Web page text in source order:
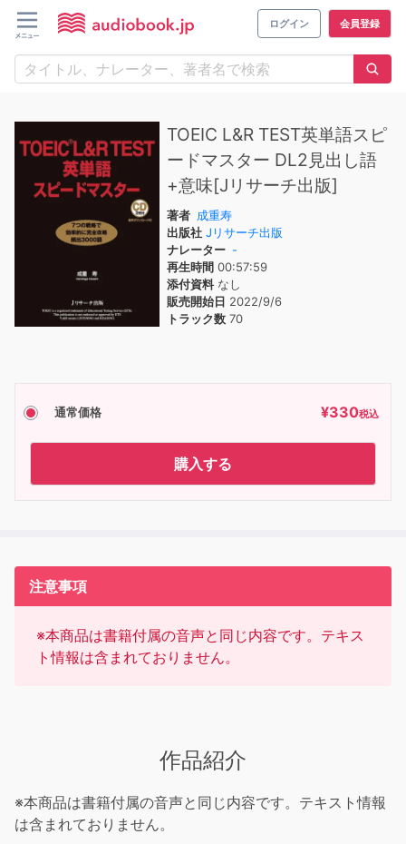
ログイン 会員登録
TOEIC L&R TEST英単語スピ
ードマスター DL2見出し語
+意味[Jリサーチ出版]
著者 成重寿
出版社 Jリサーチ出版
ナレーター -
再生時間 00:57:59
添付資料なし
販売開始日 2022/9/6
トラック数 70
通常価格 ¥330税込
購入する
注意事項
※本商品は書籍付属の音声と同じ内容です。テキス
ト情報は含まれておりません。
作品紹介
※本商品は書籍付属の音声と同じ内容です。テキスト情報
は含まれておりません。